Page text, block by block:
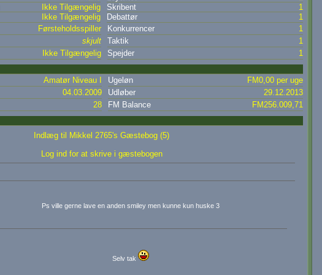
Ikke Tilgængelig Skribent
1
Ikke Tilgængelig Debattør
1
Førsteholdsspiller Konkurrencer
1
skjult Taktik
1
Ikke Tilgængelig Spejder
1
Amatør Niveau I Ugeløn
FM0,00 per uge
04.03.2009 Udløber
29.12.2013
28 FM Balance
FM256.009,71
Indlæg til Mikkel 2765's Gæstebog (5)
Log ind for at skrive i gæstebogen
Ps ville gerne lave en anden smiley men kunne kun huske 3
Selv tak